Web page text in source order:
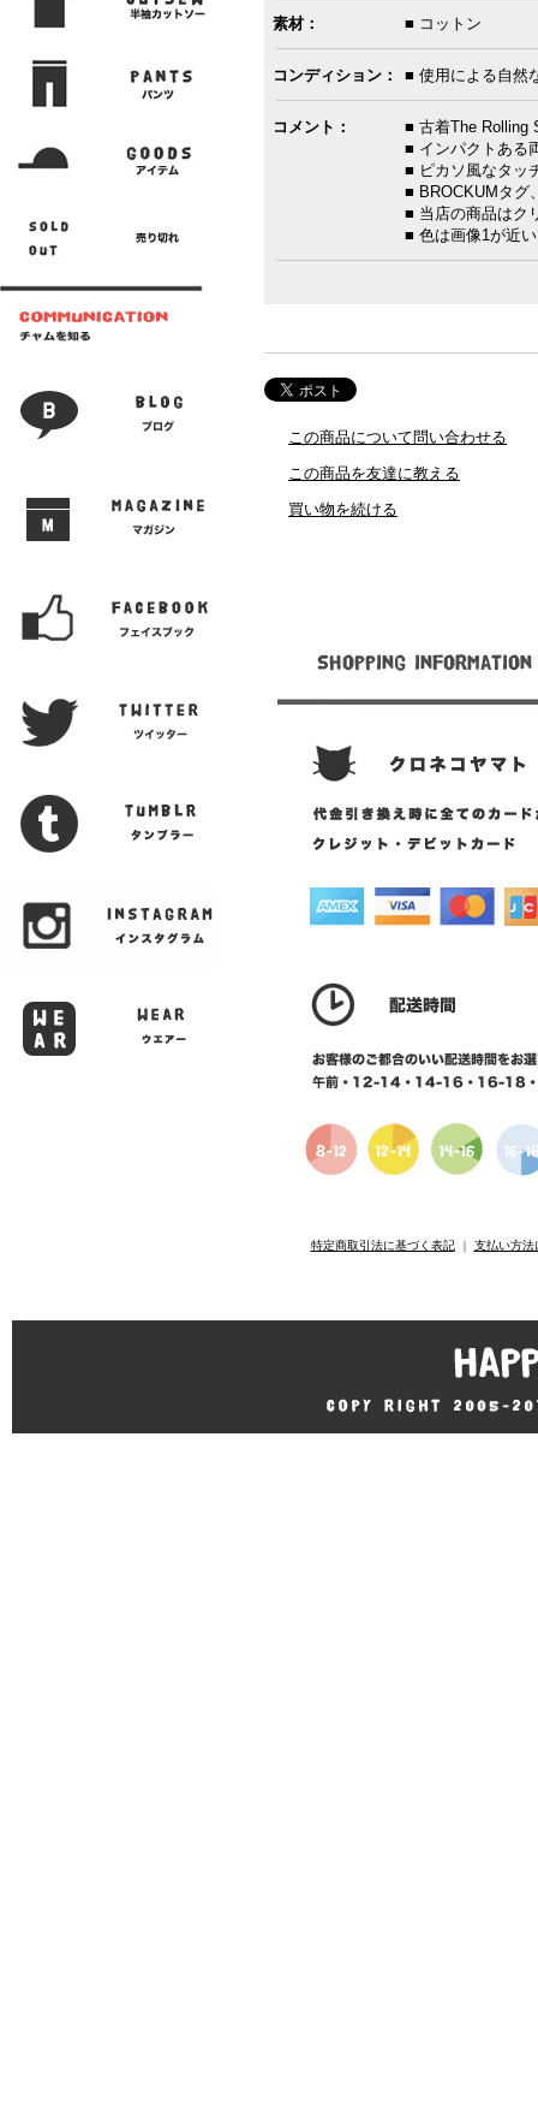
素材： ■ コットン
コンディション： ■ 使用による自然
コメント：
■ 古着The Rolling
■ インパクトある
■ ピカソ風なタッ
■ BROCKUMタグ
■ 当店の商品はク
■ 色は画像1が近
この商品について問い合わせる
この商品を友達に教える
買い物を続ける
特定商取引法に基づく表記｜ 支払い方法